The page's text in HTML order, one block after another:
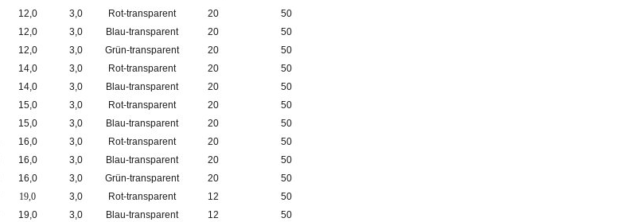
12,0 3,0 Rot-transparent 20
50
12,0 3,0 Blau-transparent 20
50
12,0 3,0 Grün-transparent 20
50
14,0 3,0 Rot-transparent 20
50
14,0 3,0 Blau-transparent 20
50
15,0 3,0 Rot-transparent 20
50
15,0 3,0 Blau-transparent 20
50
16,0 3,0 Rot-transparent 20
50
16,0 3,0 Blau-transparent 20
50
16,0 3,0 Grün-transparent 20
50
19,0 3,0 Rot-transparent 12
50
19,0 3,0 Blau-transparent 12
50